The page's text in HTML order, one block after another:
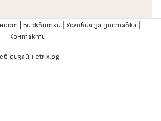
| Бисквитки Условия за доставка
Контакти
дизайн etrix.bg